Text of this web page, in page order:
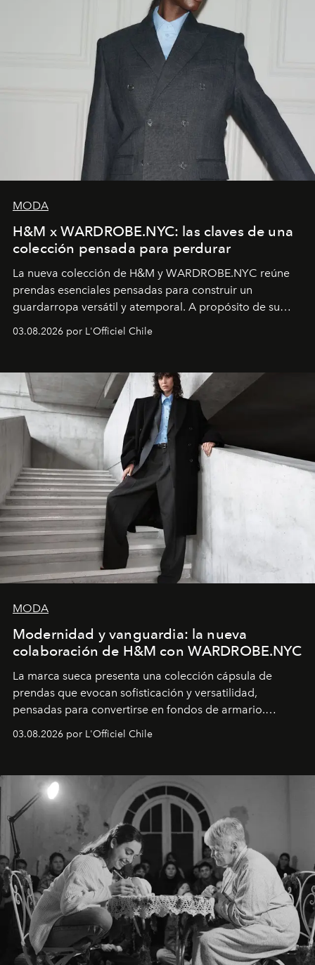
MODA
H&M x WARDROBE.NYC: las claves de una
colección pensada para perdurar
La nueva colección de H&M y WARDROBE.NYC reúne
prendas esenciales pensadas para construir un
guardarropa versátil y atemporal. A propósito de su
la asesora creativa y jefa de diseño global de la marca
y la filosofía detrás de la propuesta.
03.08.2026 por L'Officiel Chile
MODA
Modernidad y vanguardia: la nueva
colaboración de H&M con WARDROBE.NYC
La marca sueca presenta una colección cápsula de
prendas que evocan sofisticación y versatilidad,
pensadas para convertirse en fondos de armario.
03.08.2026 por L'Officiel Chile